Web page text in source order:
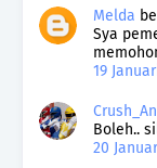
Melda
Sya
19
Boleh..
20